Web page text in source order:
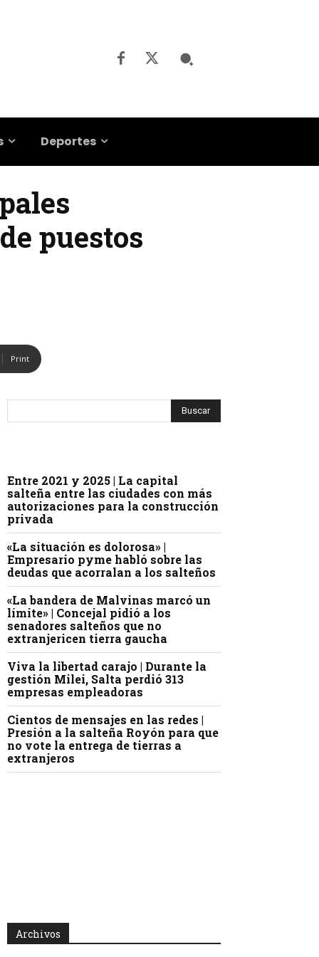
Deportes
puestos
Print
Entre 2021 y 2025 | La capital
salteña entre las ciudades con más
autorizaciones para la construcción
privada
«La situación es dolorosa» |
Empresario pyme habló sobre las
deudas que acorralan a los salteños
«La bandera de Malvinas marcó un
límite» | Concejal pidió a los
senadores salteños que no
extranjericen tierra gaucha
Viva la libertad carajo | Durante la
gestión Milei, Salta perdió 313
empresas empleadoras
Cientos de mensajes en las redes |
Presión a la salteña Royón para que
no vote la entrega de tierras a
extranjeros
Archivos